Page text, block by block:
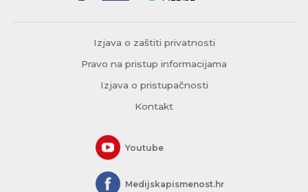
Izjava o zaštiti privatnosti
Pravo na pristup informacijama
Izjava o pristupačnosti
Kontakt
Youtube
Medijskapismenost.hr